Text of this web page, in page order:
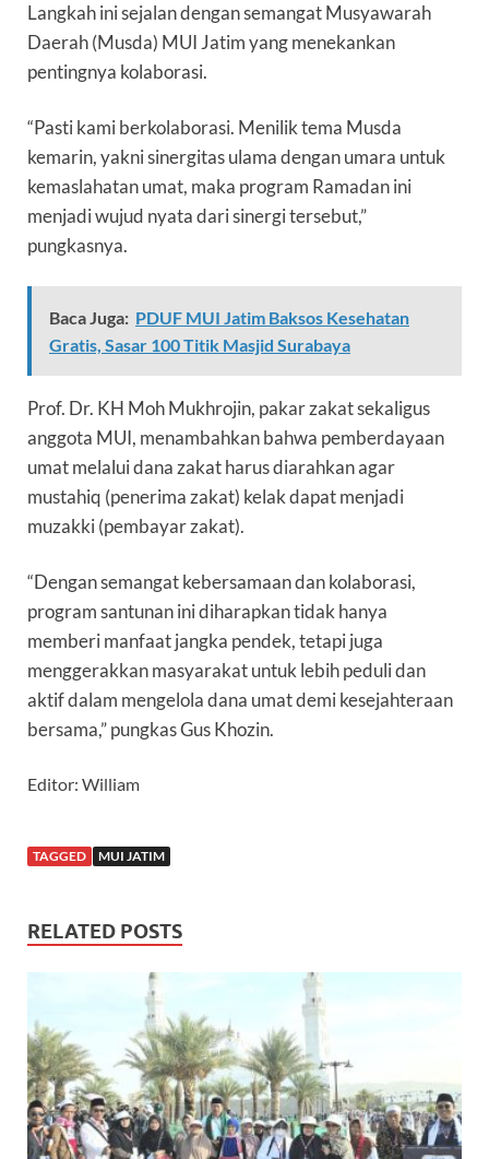
Langkah ini sejalan dengan semangat Musyawarah
Daerah (Musda) MUI Jatim yang menekankan
pentingnya kolaborasi.
“Pasti kami berkolaborasi. Menilik tema Musda
kemarin, yakni sinergitas ulama dengan umara untuk
kemaslahatan umat, maka program Ramadan ini
menjadi wujud nyata dari sinergi tersebut,”
pungkasnya.
Baca Juga: PDUF MUI Jatim Baksos Kesehatan
Gratis, Sasar 100 Titik Masjid Surabaya
Prof. Dr. KH Moh Mukhrojin, pakar zakat sekaligus
anggota MUI, menambahkan bahwa pemberdayaan
umat melalui dana zakat harus diarahkan agar
mustahiq (penerima zakat) kelak dapat menjadi
muzakki (pembayar zakat).
“Dengan semangat kebersamaan dan kolaborasi,
program santunan ini diharapkan tidak hanya
memberi manfaat jangka pendek, tetapi juga
menggerakkan masyarakat untuk lebih peduli dan
aktif dalam mengelola dana umat demi kesejahteraan
bersama,” pungkas Gus Khozin.
Editor: William
TAGGED MUI JATIM
RELATED POSTS